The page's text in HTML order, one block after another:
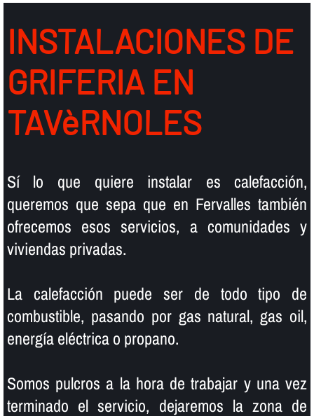
INSTALACIONES DE
GRIFERIA EN
TAVèRNOLES
Sí­ lo que quiere instalar es calefacción,
queremos que sepa que en Fervalles también
ofrecemos esos servicios, a comunidades y
viviendas privadas.
La calefacción puede ser de todo tipo de
combustible, pasando por gas natural, gas oil,
energí­a eléctrica o propano.
Somos pulcros a la hora de trabajar y una vez
terminado el servicio, dejaremos la zona de